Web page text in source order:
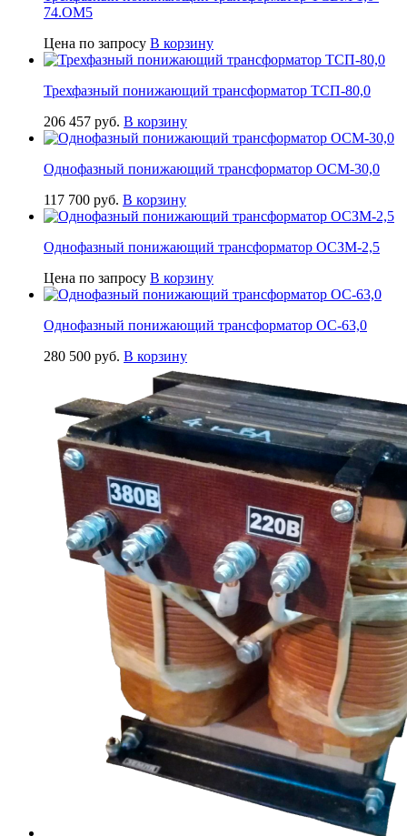
74.ОМ5
Цена по запросу В корзину
Трехфазный понижающий трансформатор ТСП-80,0
206 457 руб. В корзину
Однофазный понижающий трансформатор ОСМ-30,0
117 700 руб. В корзину
Однофазный понижающий трансформатор ОСЗМ-2,5
Цена по запросу В корзину
Однофазный понижающий трансформатор ОС-63,0
280 500 руб. В корзину